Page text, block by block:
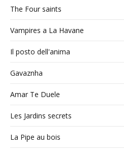
The Four saints
Vampires a La Havane
Il posto dell'anima
Gavaznha
Amar Te Duele
Les Jardins secrets
La Pipe au bois